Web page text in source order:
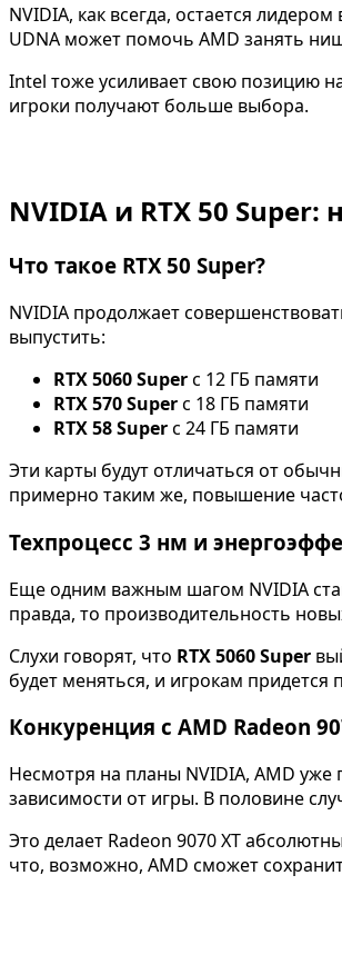
NVIDIA, как всегда, остается
UDNA может помочь AMD занять
Intel тоже усиливает свою позицию
игроки получают больше выбора.
NVIDIA и RTX 50
Что такое RTX 50 Super?
NVIDIA продолжает
выпустить:
RTX 5060 Superс 12 ГБ памяти
RTX 570 Superс 18 ГБ памяти
RTX 58 Superс 24 ГБ памяти
Эти карты будут отличаться от
примерно таким же, повышение
Техпроцесс 3 нм и
Еще одним важным шагом NVIDIA
правда, то производительность
Слухи говорят, что RTX 5060 Super
будет меняться, и игрокам
Конкуренция с AMD Radeon
Несмотря на планы NVIDIA, AMD
зависимости от игры. В половине
Это делает Radeon 9070 XT
что, возможно, AMD сможет